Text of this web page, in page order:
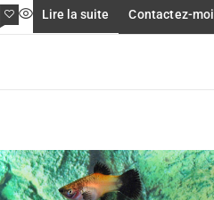
Lire la suite Contactez-moi